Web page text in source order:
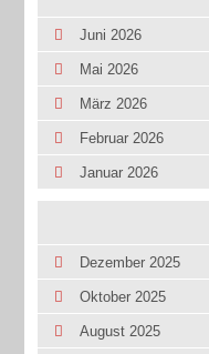
Juni 2026
Mai 2026
März 2026
Februar 2026
Januar 2026
Dezember 2025
Oktober 2025
August 2025